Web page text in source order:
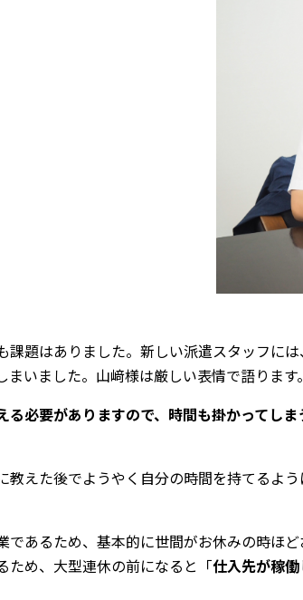
課題はありました。新しい派遣スタッフに
いました。山﨑様は厳しい表情で語ります。
る必要がありますので、時間も掛かってし
えた後でようやく自分の時間を持てるよ
であるため、基本的に世間がお休みの時ほ
ため、大型連休の前になると「仕入先が稼